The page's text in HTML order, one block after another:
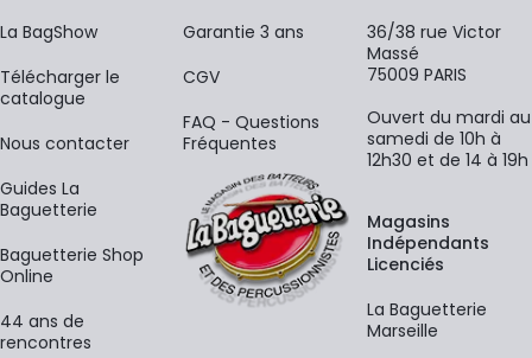
La BagShow
​Télécharger le
catalogue
Nous contacter
Guides La
Baguetterie
Baguetterie Shop
Online
44 ans de
rencontres
Garantie 3 ans
CGV
FAQ - Questions
Fréquentes
36/38 rue Victor
Massé
75009 PARIS
Ouvert du mardi au
samedi de 10h à
12h30 et de 14 à 19h
Magasins
Indépendants
Licenciés
La Baguetterie
Marseille